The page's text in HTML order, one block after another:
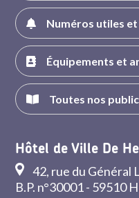
Numéros utiles
Équipements et
Toutes nos
Hôtel de Ville De
42, rue du Général
B.P. n°30001 - 59510